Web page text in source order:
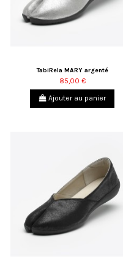
TabiRela MARY argenté
85,00 €
Ajouter au panier